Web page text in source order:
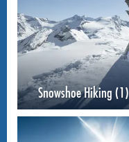
Snowshoe Hiking (1)